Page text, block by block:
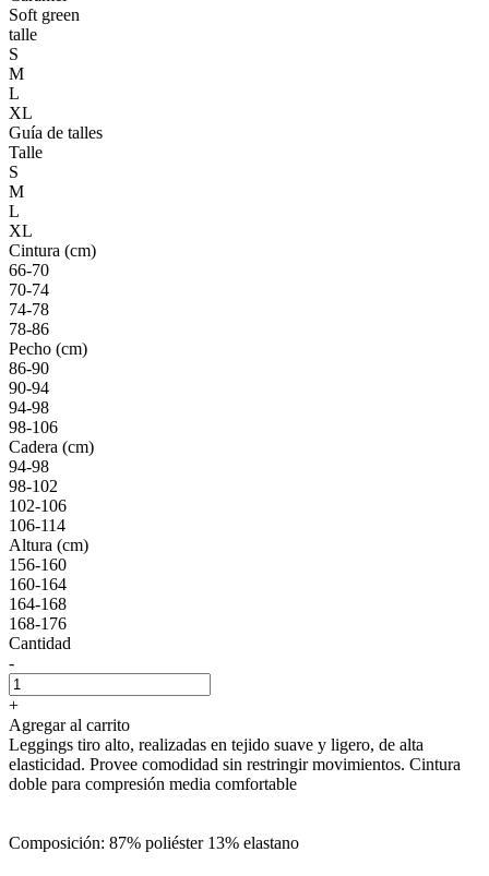
Soft green
talle
S
M
L
XL
Guía de talles
Talle
S
M
L
XL
Cintura (cm)
66-70
70-74
74-78
78-86
Pecho (cm)
86-90
90-94
94-98
98-106
Cadera (cm)
94-98
98-102
102-106
106-114
Altura (cm)
156-160
160-164
164-168
168-176
Cantidad
-
+
Agregar al carrito
Leggings tiro alto, realizadas en tejido suave y ligero, de alta
elasticidad. Provee comodidad sin restringir movimientos. Cintura
doble para compresión media comfortable
Composición: 87% poliéster 13% elastano